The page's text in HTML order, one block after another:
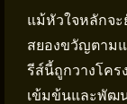
แม้หัวใจหลักจะ
สยองขวัญตาม
รีส์นี้ถูกวางโคร
เข้มข้นและพัฒ